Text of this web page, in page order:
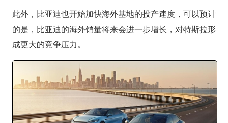
此外，比亚迪也开始加快海外基地的投产速度，可以预计
的是，比亚迪的海外销量将来会进一步增长，对特斯拉形
成更大的竞争压力。